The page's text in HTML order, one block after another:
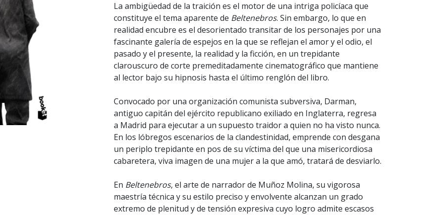
La ambigüedad de la traición es el motor de una intriga policíaca que
constituye el tema aparente de Beltenebros. Sin embargo, lo que en
realidad encubre es el desorientado transitar de los personajes por una
fascinante galería de espejos en la que se reflejan el amor y el odio, el
pasado y el presente, la realidad y la ficción, en un trepidante
clarouscuro de corte premeditadamente cinematográfico que mantiene
al lector bajo su hipnosis hasta el último renglón del libro.
Convocado por una organización comunista subversiva, Darman,
antiguo capitán del ejército republicano exiliado en Inglaterra, regresa
a Madrid para ejecutar a un supuesto traidor a quien no ha visto nunca.
En los lóbregos escenarios de la clandestinidad, emprende con desgana
un periplo trepidante en pos de su víctima del que una misericordiosa
cabaretera, viva imagen de una mujer a la que amó, tratará de desviarlo.
En Beltenebros, el arte de narrador de Muñoz Molina, su vigorosa
maestría técnica y su estilo preciso y envolvente alcanzan un grado
extremo de plenitud y de tensión expresiva cuyo logro admite escasos